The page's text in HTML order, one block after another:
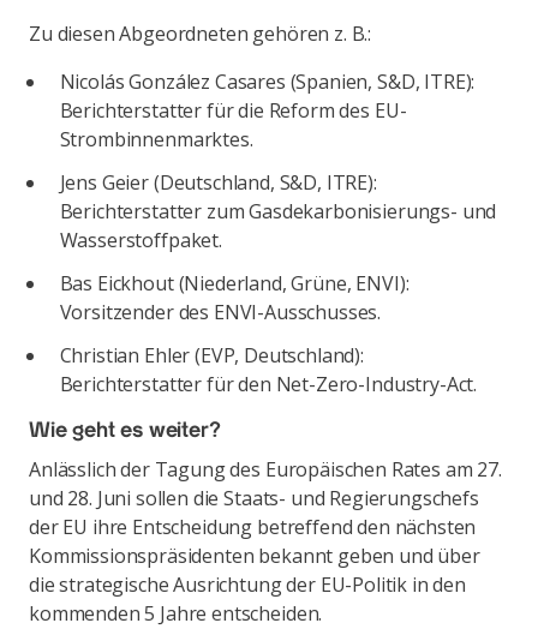
Zu diesen Abgeordneten gehören z. B.:
Nicolás González Casares (Spanien, S&D, ITRE):
Berichterstatter für die Reform des EU-
Strombinnenmarktes.
Jens Geier (Deutschland, S&D, ITRE):
Berichterstatter zum Gasdekarbonisierungs- und
Wasserstoffpaket.
Bas Eickhout (Niederland, Grüne, ENVI):
Vorsitzender des ENVI-Ausschusses.
Christian Ehler (EVP, Deutschland):
Berichterstatter für den Net-Zero-Industry-Act.
Wie geht es weiter?
Anlässlich der Tagung des Europäischen Rates am 27.
und 28. Juni sollen die Staats- und Regierungschefs
der EU ihre Entscheidung betreffend den nächsten
Kommissionspräsidenten bekannt geben und über
die strategische Ausrichtung der EU-Politik in den
kommenden 5 Jahre entscheiden.